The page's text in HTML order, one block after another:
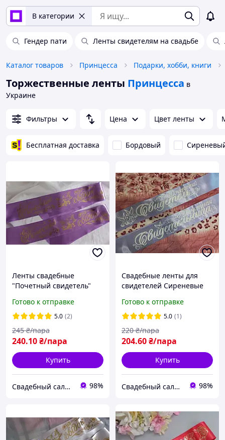
В категории
Гендер пати Ленты свидетелям на свадьбе
Каталог товаров Принцесса Подарки, хобби, книги
Торжественные ленты Принцесса в
Украине
Фильтры Цена Цвет ленты
Бесплатная доставка Бордовый
Ленты свадебные
"Почетный свидетель"
Готово к отправке
5.0 (2)
240.10₴/пара
245 ₴/пара
Купить
Свадебный салон "ПРИНЦЕССА" 98%
Свадебные ленты для
свидетелей Сиреневые
Готово к отправке
5.0 (1)
204.60₴/пара
220 ₴/пара
Купить
Свадебный салон "ПРИНЦЕССА" 98%